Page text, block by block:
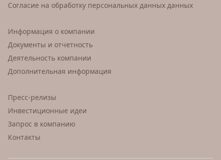
Согласие на обработку персональных данных данных
Информация о компании
Документы и отчетность
Деятельность компании
Дополнительная информация
Пресс-релизы
Инвестиционные идеи
Запрос в компанию
Контакты